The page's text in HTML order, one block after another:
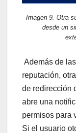
Imagen 9. Otra
desde un
Además de
reputación,
de redirección
abre una
permisos para
Si el usuario